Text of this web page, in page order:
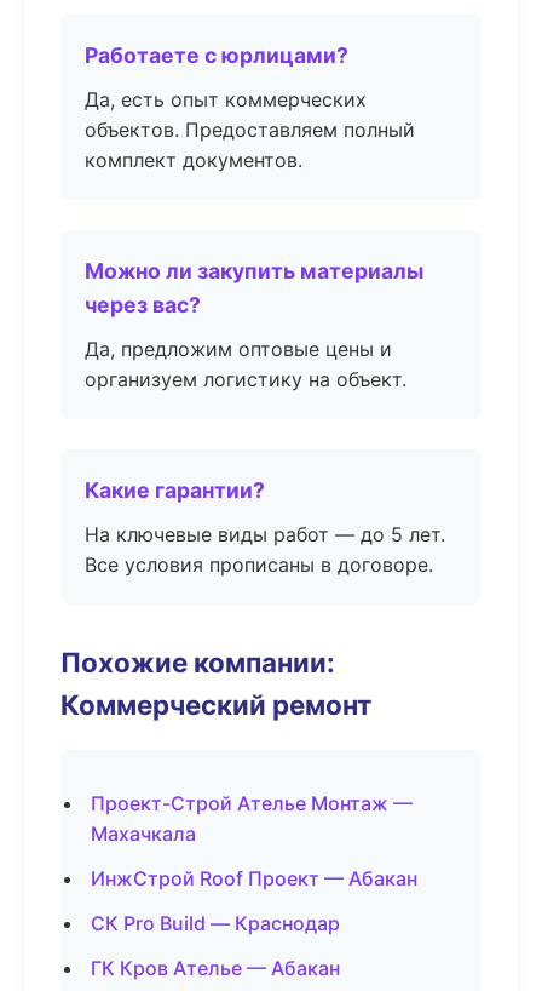
Работаете с юрлицами?
Да, есть опыт коммерческих
объектов. Предоставляем полный
комплект документов.
Можно ли закупить материалы
через вас?
Да, предложим оптовые цены и
организуем логистику на объект.
Какие гарантии?
На ключевые виды работ — до 5 лет.
Все условия прописаны в договоре.
Похожие компании:
Коммерческий ремонт
Проект-Строй Ателье Монтаж —
Махачкала
ИнжСтрой Roof Проект — Абакан
СК Pro Build — Краснодар
ГК Кров Ателье — Абакан